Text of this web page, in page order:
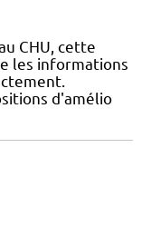
CHU, cette
les informations
d'amélio